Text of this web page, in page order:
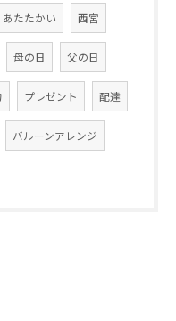
あたたかい 西宮
母の日 父の日
プレゼント 配達
バルーンアレンジ